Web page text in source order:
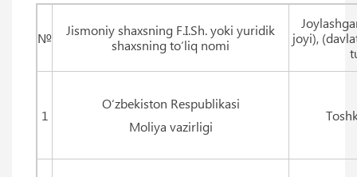
№
Jismoniy shaxsning F.I.Sh. yoki yuridik
shaxsning to‘liq nomi
joyi),
1
O‘zbekiston Respublikasi
Moliya vazirligi